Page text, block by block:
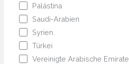
Palästina
Saudi-Arabien
Syrien
Türkei
Vereinigte Arabische Emirate